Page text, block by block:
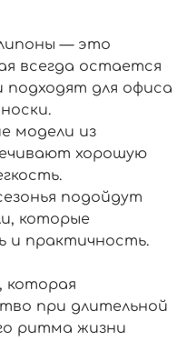
— это
всегда остается
подходят для офиса
модели из
хорошую
подойдут
которые
и практичность.
которая
при длительной
ритма жизни